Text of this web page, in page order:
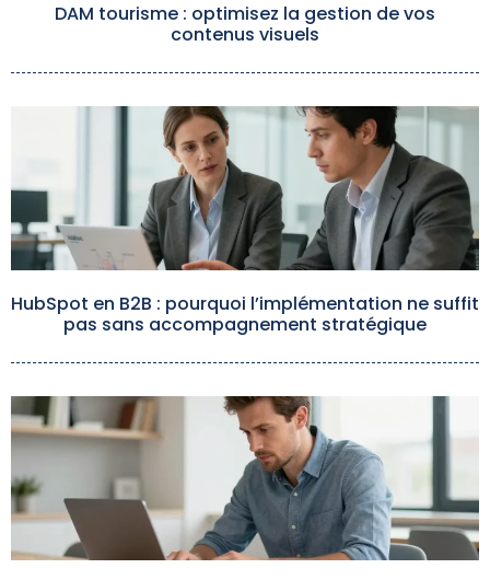
DAM tourisme : optimisez la gestion de vos
contenus visuels
HubSpot en B2B : pourquoi l’implémentation ne suffit
pas sans accompagnement stratégique